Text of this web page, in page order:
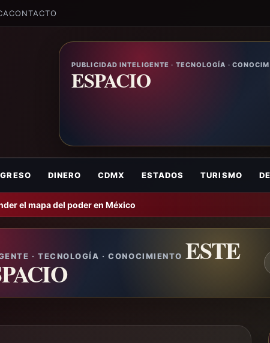
CONTACTO
PUBLICIDAD INTELIGENTE · TECNOLOGÍA ·
ESPACIO
DINERO CDMX ESTADOS TURISMO
el mapa del poder en México
· TECNOLOGÍA · CONOCIMIENTO ESTE